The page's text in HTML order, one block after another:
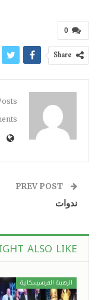
0
Share
ندوات
ALSO LIKE
الرهبنة الفرنسيسكانية